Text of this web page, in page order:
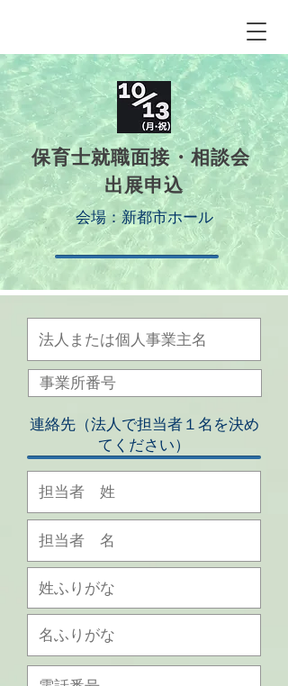
保育士就職面接・相談会
出展申込
会場：新都市ホール
連絡先（法人で担当者１名を決め
てください）